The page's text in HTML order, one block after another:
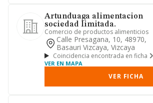
Artunduaga alimentacion
sociedad limitada.
Comercio de productos alimenticios
Calle Presagana, 10, 48970,
Basauri Vizcaya, Vizcaya
Coincidencia encontrada en ficha
VER EN MAPA
VER FICHA